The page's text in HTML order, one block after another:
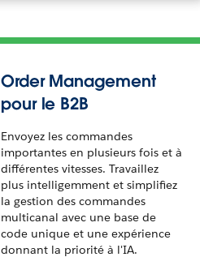
Order Management
pour le B2B
Envoyez les commandes
importantes en plusieurs fois et à
différentes vitesses. Travaillez
plus intelligemment et simplifiez
la gestion des commandes
multicanal avec une base de
code unique et une expérience
donnant la priorité à l'IA.